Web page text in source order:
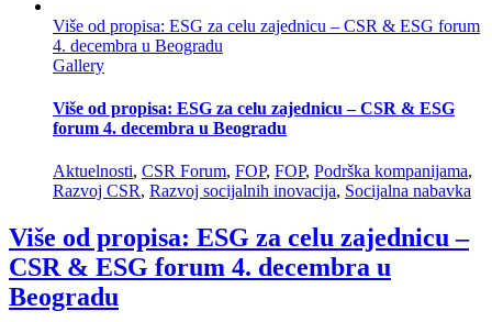
Više od propisa: ESG za celu zajednicu – CSR & ESG forum
4. decembra u Beogradu
Gallery
Više od propisa: ESG za celu zajednicu – CSR & ESG
forum 4. decembra u Beogradu
Aktuelnosti, CSR Forum, FOP, FOP, Podrška kompanijama,
Razvoj CSR, Razvoj socijalnih inovacija, Socijalna nabavka
Više od propisa: ESG za celu zajednicu –
CSR & ESG forum 4. decembra u
Beogradu